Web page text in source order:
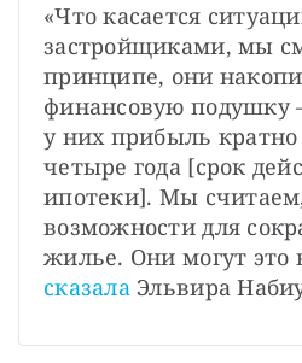
«Что касается
застройщиками, мы
принципе, они
финансовую
у них прибыль кратно
четыре года [срок
ипотеки]. Мы
возможности для
сказала Эльвира